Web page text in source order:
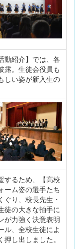
動紹介】では、各
露。生徒会役員も
しい姿が新入生の
するため、【高校
ーム姿の選手たち
ぐり、校長先生・
徒の大きな拍手に
が力強く決意表明
ル、全校生徒によ
し出しました。